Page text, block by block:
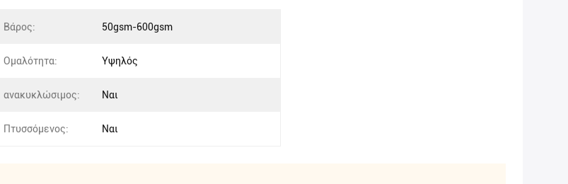
Βάρος: 50gsm-600gsm
Ομαλότητα: Υψηλός
ανακυκλώσιμος: Ναι
Πτυσσόμενος: Ναι